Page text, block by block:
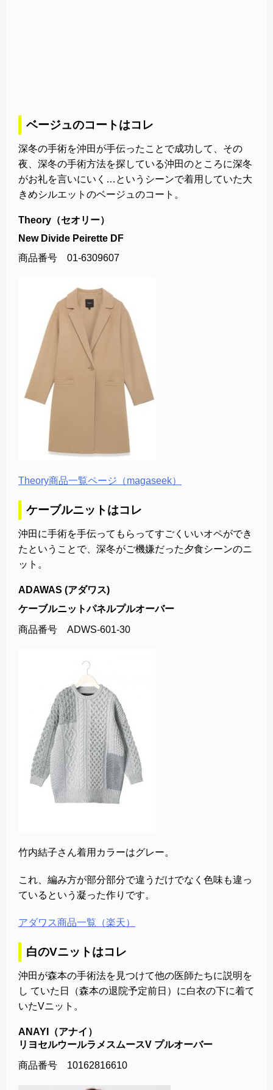
ベージュのコートはコレ
深冬の手術を沖田が手伝ったことで成功して、その
夜、深冬の手術方法を探している沖田のところに深冬
がお礼を言いにいく…というシーンで着用していた大
きめシルエットのベージュのコート。
Theory（セオリー）
New Divide Peirette DF
商品番号 01-6309607
Theory商品一覧ページ（magaseek）
ケーブルニットはコレ
沖田に手術を手伝ってもらってすごくいいオペができ
たということで、深冬がご機嫌だった夕食シーンのニ
ット。
ADAWAS (アダワス)
ケーブルニットパネルプルオーバー
商品番号 ADWS-601-30
竹内結子さん着用カラーはグレー。
これ、編み方が部分部分で違うだけでなく色味も違っ
ているという凝った作りです。
アダワス商品一覧（楽天）
白のVニットはコレ
沖田が森本の手術法を見つけて他の医師たちに説明を
し ていた日（森本の退院予定前日）に白衣の下に着て
いたVニット。
ANAYI（アナイ）
リヨセルウールラメスムースV プルオーバー
商品番号 10162816610